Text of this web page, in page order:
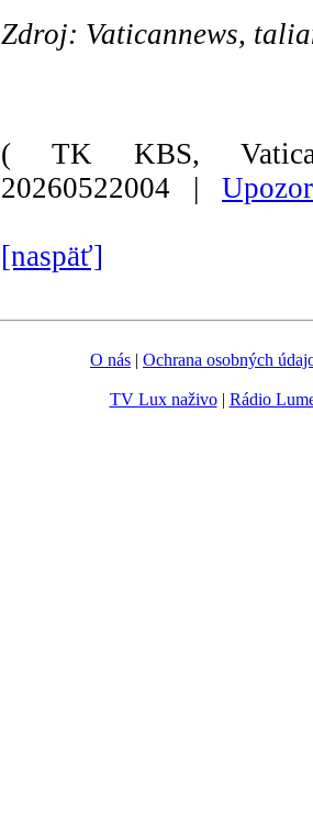
Zdroj: Vaticannews,
( TK KBS,
20260522004 |
[naspäť]
O nás | Ochrana osobných
TV Lux naživo| Rádio